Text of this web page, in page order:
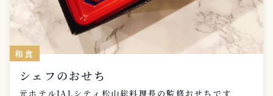
和食
シェフのおせち
元ホテルJALシティ松山総料理長の監修おせちです